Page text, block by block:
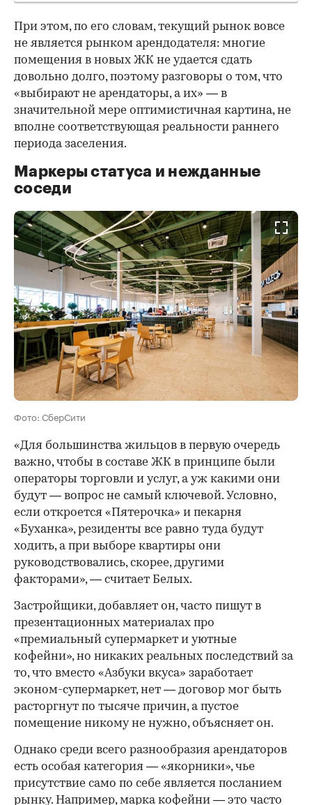
При этом, по его словам, текущий рынок вовсе
не является рынком арендодателя: многие
помещения в новых ЖК не удается сдать
довольно долго, поэтому разговоры о том, что
«выбирают не арендаторы, а их» — в
значительной мере оптимистичная картина, не
вполне соответствующая реальности раннего
периода заселения.
Маркеры статуса и нежданные
соседи
Фото: СберСити
«Для большинства жильцов в первую очередь
важно, чтобы в составе ЖК в принципе были
операторы торговли и услуг, а уж какими они
будут — вопрос не самый ключевой. Условно,
если откроется «Пятерочка» и пекарня
«Буханка», резиденты все равно туда будут
ходить, а при выборе квартиры они
руководствовались, скорее, другими
факторами», — считает Белых.
Застройщики, добавляет он, часто пишут в
презентационных материалах про
«премиальный супермаркет и уютные
кофейни», но никаких реальных последствий за
то, что вместо «Азбуки вкуса» заработает
эконом-супермаркет, нет — договор мог быть
расторгнут по тысяче причин, а пустое
помещение никому не нужно, объясняет он.
Однако среди всего разнообразия арендаторов
есть особая категория — «якорники», чье
присутствие само по себе является посланием
рынку. Например, марка кофейни — это часто